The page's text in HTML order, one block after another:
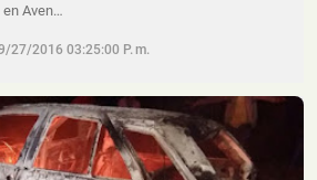
Aven…
27/2016 03:25:00 P. M.